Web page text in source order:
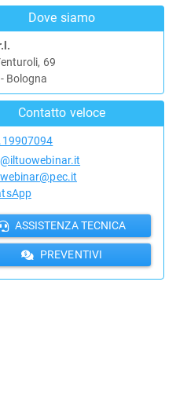
Dove siamo
69
Bologna
Contatto veloce
ASSISTENZA TECNICA
PREVENTIVI